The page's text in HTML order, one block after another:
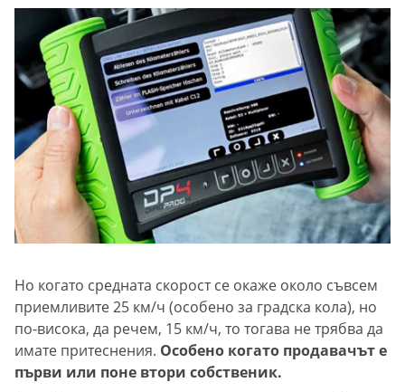
Но когато средната скорост се окаже около съвсем
приемливите 25 км/ч (особено за градска кола), но
по-висока, да речем, 15 км/ч, то тогава не трябва да
имате притеснения. Особено когато продавачът е
първи или поне втори собственик.